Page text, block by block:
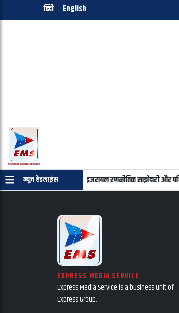
हिंदी English
न्यूज़ हेडलाइंस
की फोन पर बातचीत, भारत-इजरायल रणनीतिक साझेदारी और
EXPRESS MEDIA SERVICE
Express Media Service is a business unit of
Express Group.